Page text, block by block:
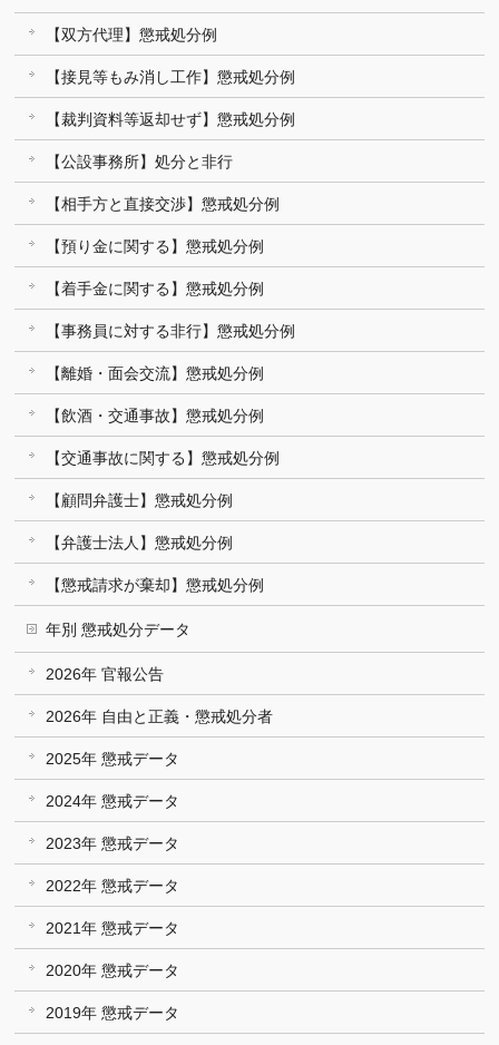
【双方代理】懲戒処分例
【接見等もみ消し工作】懲戒処分例
【裁判資料等返却せず】懲戒処分例
【公設事務所】処分と非行
【相手方と直接交渉】懲戒処分例
【預り金に関する】懲戒処分例
【着手金に関する】懲戒処分例
【事務員に対する非行】懲戒処分例
【離婚・面会交流】懲戒処分例
【飲酒・交通事故】懲戒処分例
【交通事故に関する】懲戒処分例
【顧問弁護士】懲戒処分例
【弁護士法人】懲戒処分例
【懲戒請求が棄却】懲戒処分例
年別 懲戒処分データ
2026年 官報公告
2026年 自由と正義・懲戒処分者
2025年 懲戒データ
2024年 懲戒データ
2023年 懲戒データ
2022年 懲戒データ
2021年 懲戒データ
2020年 懲戒データ
2019年 懲戒データ